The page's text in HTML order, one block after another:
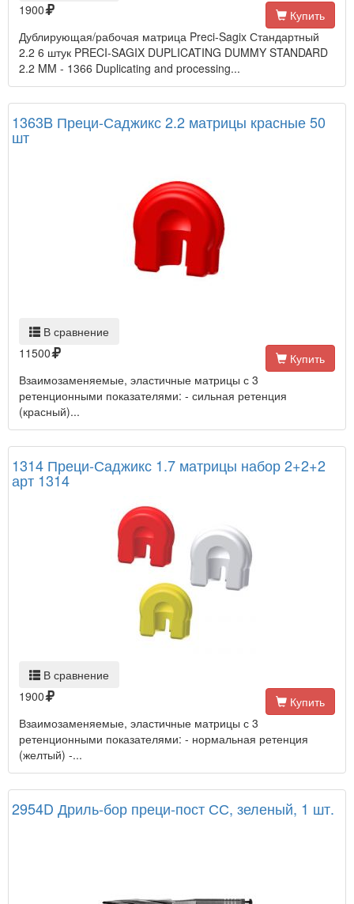
1900
Купить
Дублирующая/рабочая матрица Preci-Sagix Стандартный
2.2 6 штук PRECI-SAGIX DUPLICATING DUMMY STANDARD
2.2 MM - 1366 Duplicating and processing...
1363B Преци-Саджикс 2.2 матрицы красные 50
шт
В сравнение
11500
Купить
Взаимозаменяемые, эластичные матрицы с 3
ретенционными показателями: - сильная ретенция
(красный)...
1314 Преци-Саджикс 1.7 матрицы набор 2+2+2
арт 1314
В сравнение
1900
Купить
Взаимозаменяемые, эластичные матрицы с 3
ретенционными показателями: - нормальная ретенция
(желтый) -...
2954D Дриль-бор преци-пост СС, зеленый, 1 шт.